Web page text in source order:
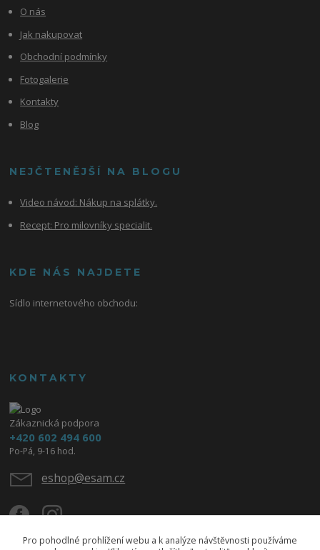
O nás
Jak nakupovat
Obchodní podmínky
Fotogalerie
Kontakty
Blog
NEJČTENĚJŠÍ NA BLOGU
Video návod: Nákup na splátky.
Recept: Pro milovníky specialit.
KDE NÁS NAJDETE
Sídlo internetového obchodu:
KONTAKTY
Zákaznická podpora
+420 602 494 600
Po-Pá, 9-16 hod.
eshop@esam.cz
Pro pohodlné prohlížení webu a k analýze návštěvnosti používáme